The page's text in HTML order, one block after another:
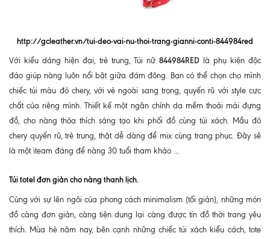
http://gcleather.vn/tui-deo-vai-nu-thoi-trang-gianni-conti-844984red
Với kiểu dáng hiện đại, trẻ trung, Túi nữ844984RED là phụ kiện độc
đáo giúp nàng luôn nổi bật giữa đám đông. Bạn có thể chọn cho mình
chiếc túi màu đỏ chery, với vẻ ngoài sang trọng, quyến rũ với style cực
chất của riêng mình. Thiết kế một ngăn chính da mềm thoải mái đựng
đồ, cho nàng thỏa thích sáng tạo khi phối đồ cùng túi xách. Mầu đỏ
chery quyến rũ, trẻ trung, thật dễ dàng để mix cùng trang phục. Đây sẽ
là một iteam đáng để nàng 30 tuổi tham khảo ...
Túi totel đơn giản cho nàng thanh lịch.
Cùng với sự lên ngôi của phong cách minimalism (tối giản), những món
đồ càng đơn giản, càng tiện dụng lại càng được tín đồ thời trang yêu
thích. Mùa hè năm nay, bên cạnh những chiếc túi xách kiểu cách, tote